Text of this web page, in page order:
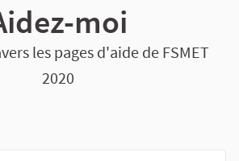
moi
les pages d'aide de FSMET
2020